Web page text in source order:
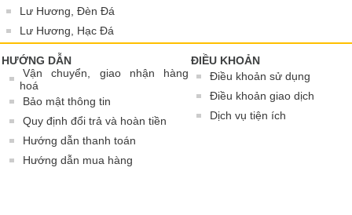
Lư Hương, Đèn Đá
Lư Hương, Hạc Đá
HƯỚNG DẪN
Vận chuyển, giao nhận hàng
hoá
Bảo mật thông tin
Quy định đổi trả và hoàn tiền
Hướng dẫn thanh toán
Hướng dẫn mua hàng
ĐIỀU KHOẢN
Điều khoản sử dụng
Điều khoản giao dịch
Dịch vụ tiện ích